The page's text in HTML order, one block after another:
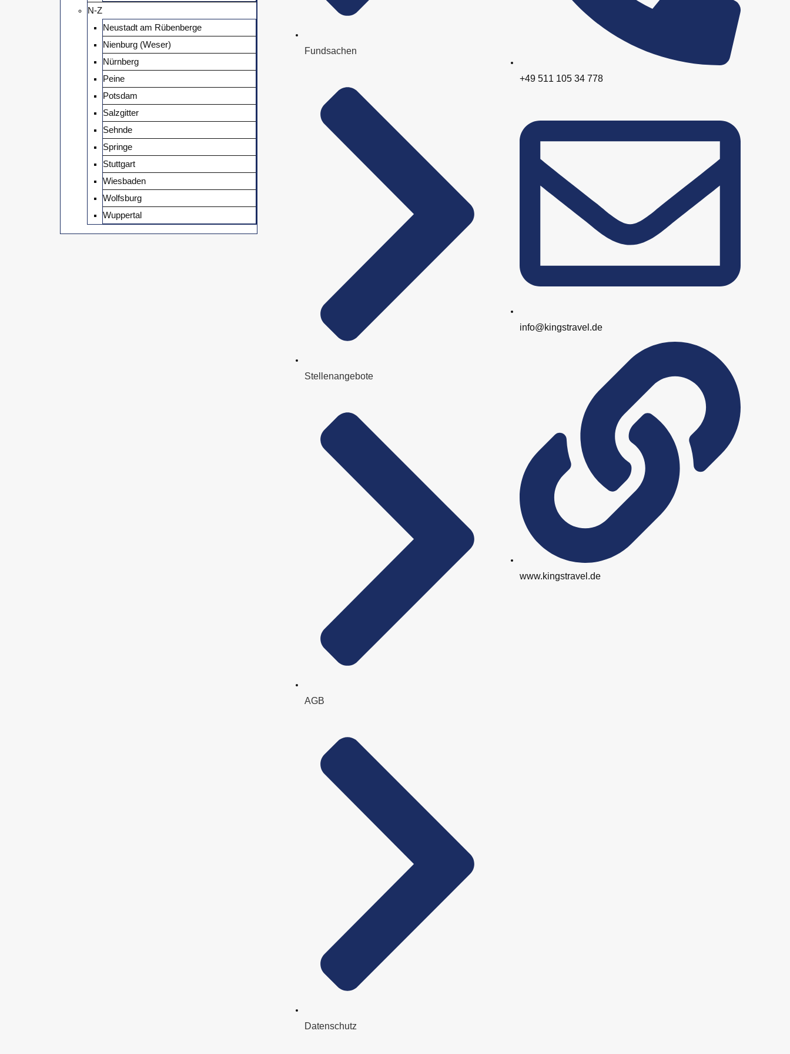
N-Z
Neustadt am Rübenberge
Nienburg (Weser)
Nürnberg
Peine
Potsdam
Salzgitter
Sehnde
Springe
Stuttgart
Wiesbaden
Wolfsburg
Wuppertal
Fundsachen
Stellenangebote
AGB
Datenschutz
+49 511 105 34 778
info@kingstravel.de
www.kingstravel.de